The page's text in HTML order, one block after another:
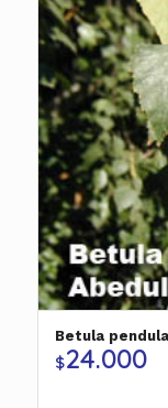
Betula
$24.000